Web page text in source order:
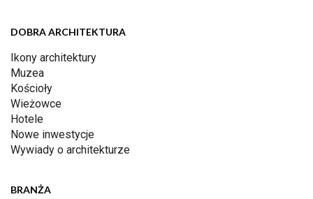
DOBRA ARCHITEKTURA
Ikony architektury
Muzea
Kościoły
Wieżowce
Hotele
Nowe inwestycje
Wywiady o architekturze
BRANŻA